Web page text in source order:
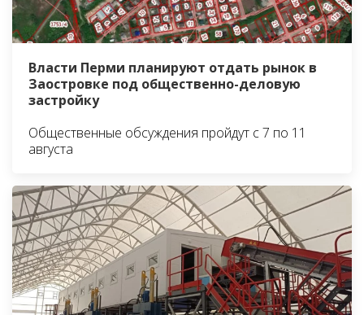
Власти Перми планируют отдать рынок в
Заостровке под общественно-деловую
застройку
Общественные обсуждения пройдут с 7 по 11
августа